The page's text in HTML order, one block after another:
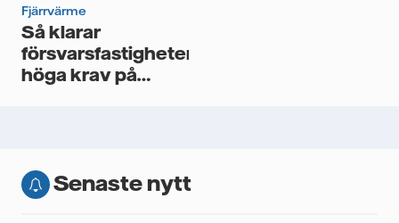
Fjärrvärme
Så klarar
försvarsfastigheter
höga krav på
Senaste nytt